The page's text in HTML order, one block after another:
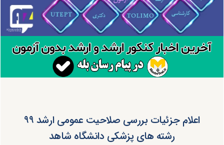
اعلام جزئیات بررسی صلاحیت عمومی ارشد ۹۹
رشته های پزشکی دانشگاه شاهد